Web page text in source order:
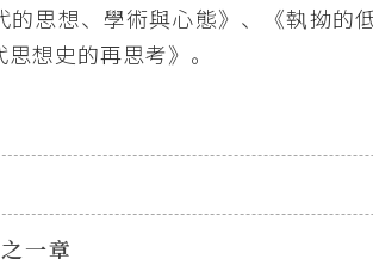
的思想、學術與心態》、《執拗的
想史的再思考》。
一章